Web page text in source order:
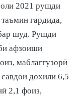
2021 рушди
гардида,
шуд. Рушди
афзоиши
маблағгузорӣ
дохилӣ 6,5
2,1 фоиз,